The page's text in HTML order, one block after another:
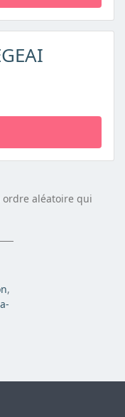
ordre aléatoire qui
,